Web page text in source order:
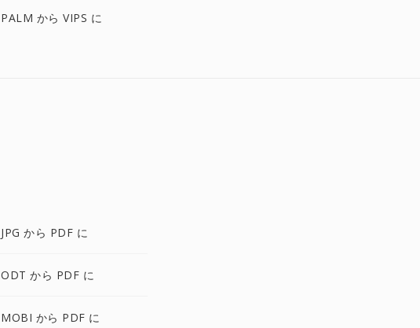
PALM から VIPS に
JPG から PDF に
ODT から PDF に
MOBI から PDF に